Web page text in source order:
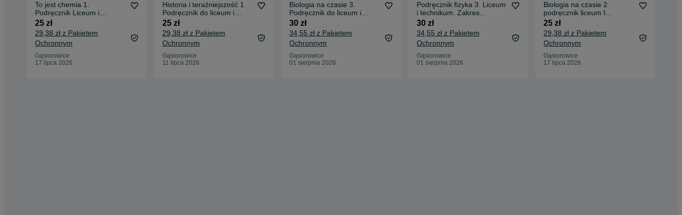
To jest chemia 1.
Podręcznik Liceum i
technikum. Zakres
podstawowy
25 zł
29,38 zł z Pakietem
Ochronnym
Gąsiorowice
17 lipca 2026
Historia i teraźniejszość 1
Podręcznik do liceum i
technikum podstawo
25 zł
29,38 zł z Pakietem
Ochronnym
Gąsiorowice
11 lipca 2026
Biologia na czasie 3.
Podręcznik do liceum i
technikum. Zakres
podstawowy.
30 zł
34,55 zł z Pakietem
Ochronnym
Gąsiorowice
01 sierpnia 2026
Podręcznik fizyka 3. Liceum
i technikum. Zakres
podstawowy
30 zł
34,55 zł z Pakietem
Ochronnym
Gąsiorowice
01 sierpnia 2026
Biologia na czasie 2
podręcznik liceum I
technikum zakres
podstawowy
25 zł
29,38 zł z Pakietem
Ochronnym
Gąsiorowice
17 lipca 2026